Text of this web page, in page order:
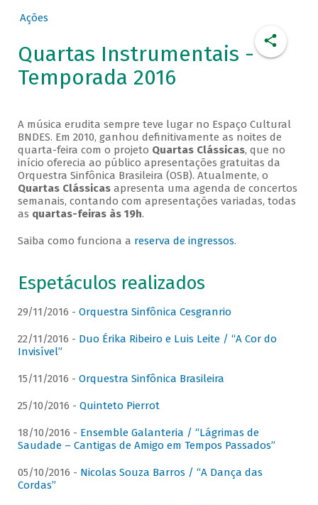
Ações
Quartas Instrumentais -
Temporada 2016
A música erudita sempre teve lugar no Espaço Cultural
BNDES. Em 2010, ganhou definitivamente as noites de
quarta-feira com o projeto Quartas Clássicas, que no
início oferecia ao público apresentações gratuitas da
Orquestra Sinfônica Brasileira (OSB). Atualmente, o
Quartas Clássicasapresenta uma agenda de concertos
semanais, contando com apresentações variadas, todas
as quartas-feiras às 19h.
Saiba como funciona a reserva de ingressos.
Espetáculos realizados
29/11/2016 - Orquestra Sinfônica Cesgranrio
22/11/2016 - Duo Érika Ribeiro e Luis Leite / “A Cor do
Invisível”
15/11/2016 - Orquestra Sinfônica Brasileira
25/10/2016 - Quinteto Pierrot
18/10/2016 - Ensemble Galanteria / “Lágrimas de
Saudade – Cantigas de Amigo em Tempos Passados”
05/10/2016 - Nicolas Souza Barros / “A Dança das
Cordas”